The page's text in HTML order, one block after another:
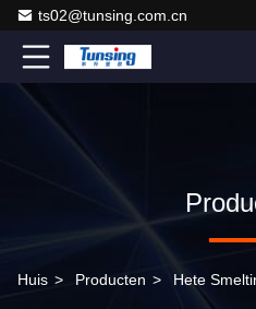
ts02@tunsing.com.cn
Huis > Producten > Hete